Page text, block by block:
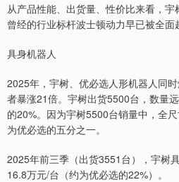
从产品性能、出货量、性价比来看，宇
曾经的行业标杆波士顿动力早已被全面
具身机器人
2025年，宇树、优必选人形机器人同
者暴涨21倍。宇树出货5500台，数量
的20%。因为宇树5500台销量中，全
为优必选的五分之一。
2025年前三季（出货3551台），宇树
16.8万元/台（约为优必选的22%）。